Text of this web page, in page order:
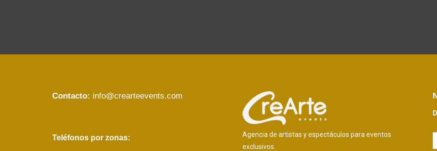
READ MORE
entre otros. Recibe clases de
READ MORE
Contacto: info@crearteevents.com
Teléfonos por zonas:
Agencia de artistas y espectáculos para eventos
exclusivos.